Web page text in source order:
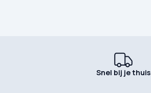
Snel bij je thuis